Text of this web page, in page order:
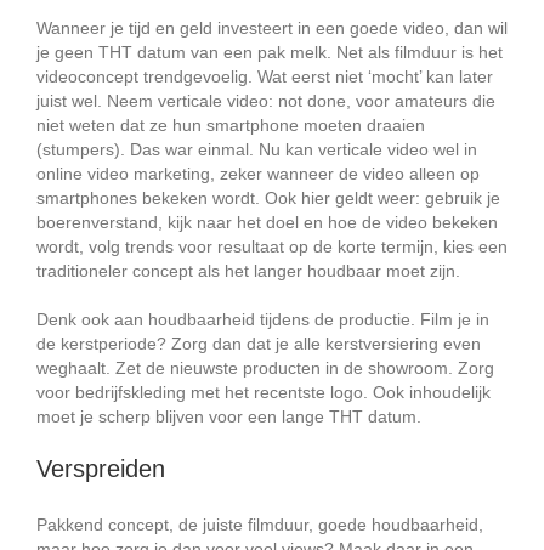
Wanneer je tijd en geld investeert in een goede video, dan wil
je geen THT datum van een pak melk. Net als filmduur is het
videoconcept trendgevoelig. Wat eerst niet ‘mocht’ kan later
juist wel. Neem verticale video: not done, voor amateurs die
niet weten dat ze hun smartphone moeten draaien
(stumpers). Das war einmal. Nu kan verticale video wel in
online video marketing, zeker wanneer de video alleen op
smartphones bekeken wordt. Ook hier geldt weer: gebruik je
boerenverstand, kijk naar het doel en hoe de video bekeken
wordt, volg trends voor resultaat op de korte termijn, kies een
traditioneler concept als het langer houdbaar moet zijn.
Denk ook aan houdbaarheid tijdens de productie. Film je in
de kerstperiode? Zorg dan dat je alle kerstversiering even
weghaalt. Zet de nieuwste producten in de showroom. Zorg
voor bedrijfskleding met het recentste logo. Ook inhoudelijk
moet je scherp blijven voor een lange THT datum.
Verspreiden
Pakkend concept, de juiste filmduur, goede houdbaarheid,